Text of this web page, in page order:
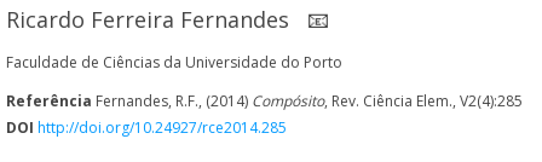
Ricardo Ferreira Fernandes 📧
Faculdade de Ciências da Universidade do Porto
Referência Fernandes, R.F., (2014) Compósito, Rev. Ciência Elem., V2(4):285
DOI http://doi.org/10.24927/rce2014.285